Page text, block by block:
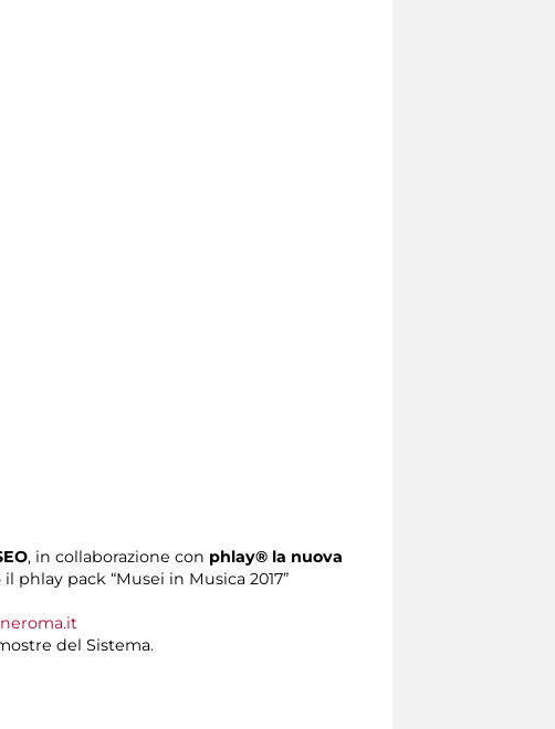
, in collaborazione con phlay® la nuova
pack “Musei in Musica 2017”
del Sistema.